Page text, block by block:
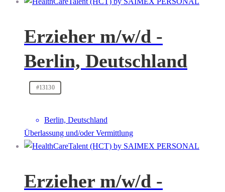
Erzieher m/w/d -
Berlin, Deutschland
#13130
Berlin, Deutschland
Überlassung und/oder Vermittlung
Erzieher m/w/d -